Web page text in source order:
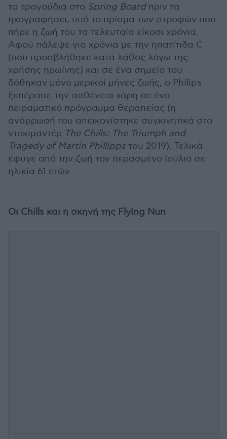
τα τραγούδια στο Spring Boardπριν τα
ηχογραφήσει, υπό το πρίσμα των στροφών που
πήρε η ζωή του τα τελευταία είκοσι χρόνια.
Αφού πάλεψε για χρόνια με την ηπατίτιδα C
(που προσβλήθηκε κατά λάθος λόγω της
χρήσης ηρωίνης) και σε ένα σημείο του
δόθηκαν μόνο μερικοί μήνες ζωής, ο Philips
ξεπέρασε την ασθένεια χάρη σε ένα
πειραματικό πρόγραμμα θεραπείας (η
ανάρρωσή του απεικονίστηκε συγκινητικά στο
ντοκιμαντέρ The Chills: The Triumph and
Tragedy of Martin Phillipps του 2019). Τελικά
έφυγε από την ζωή τον περασμένο Ιούλιο σε
ηλικία 61 ετών
Οι Chills και η σκηνή της Flying Nun